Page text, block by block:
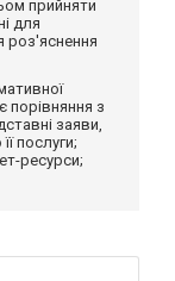
прийняти
для
роз'яснення
порівняння з
заяви,
послуги;
ресурси;